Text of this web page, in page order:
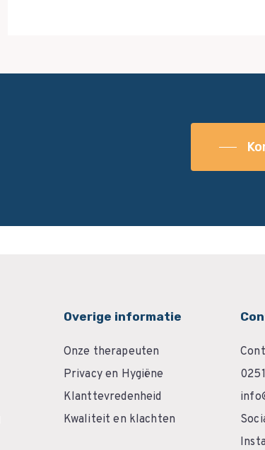
Overige informatie
Onze therapeuten
Privacy en Hygiëne
Klanttevredenheid
Kwaliteit en klachten